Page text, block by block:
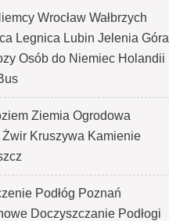
Wrocław Wałbrzych
Legnica Lubin Jelenia Góra
Osób do Niemiec Holandii
Ziemia Ogrodowa
Żwir Kruszywa Kamienie
Podłóg Poznań
Doczyszczanie Podłogi